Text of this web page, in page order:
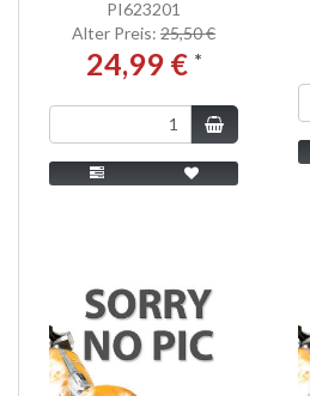
PI623201
Alter Preis: 25,50 €
24,99 € *